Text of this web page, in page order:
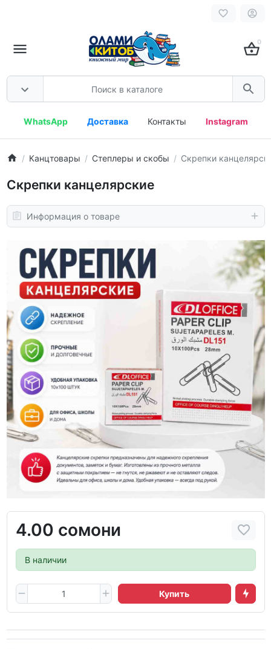
0
WhatsApp Доставка Контакты Instagram
Канцтовары Степлеры и скобы Скрепки
Скрепки канцелярские
Информация о товаре
4.00 сомони
В наличии
Купить